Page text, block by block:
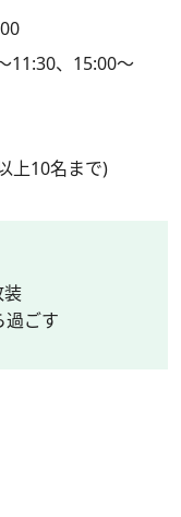
11:30、15:00～
上10名まで)
過ごす